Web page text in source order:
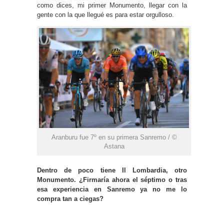
como dices, mi primer Monumento, llegar con la
gente con la que llegué es para estar orgulloso.
Aranburu fue 7º en su primera Sanremo / ©
Astana
Dentro de poco tiene Il Lombardia, otro
Monumento. ¿Firmaría ahora el séptimo o tras
esa experiencia en Sanremo ya no me lo
compra tan a ciegas?